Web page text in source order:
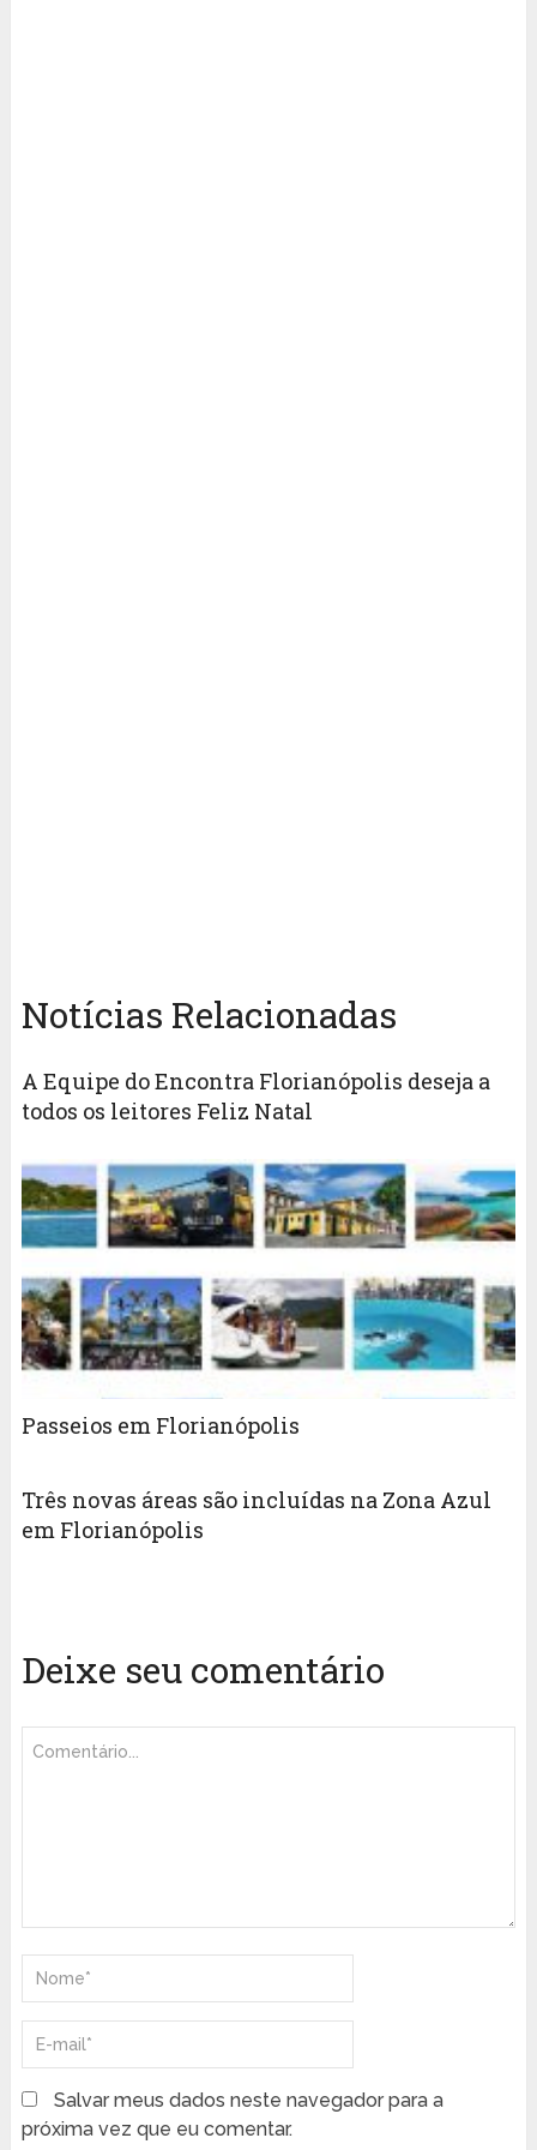
Notícias Relacionadas
A Equipe do Encontra Florianópolis deseja a
todos os leitores Feliz Natal
Passeios em Florianópolis
Três novas áreas são incluídas na Zona Azul
em Florianópolis
Deixe seu comentário
Salvar meus dados neste navegador para a
próxima vez que eu comentar.